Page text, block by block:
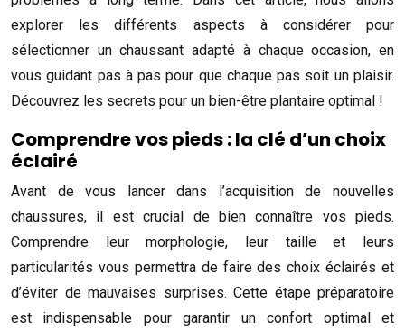
explorer les différents aspects à considérer pour
sélectionner un chaussant adapté à chaque occasion, en
vous guidant pas à pas pour que chaque pas soit un plaisir.
Découvrez les secrets pour un bien-être plantaire optimal !
Comprendre vos pieds : la clé d’un choix
éclairé
Avant de vous lancer dans l’acquisition de nouvelles
chaussures, il est crucial de bien connaître vos pieds.
Comprendre leur morphologie, leur taille et leurs
particularités vous permettra de faire des choix éclairés et
d’éviter de mauvaises surprises. Cette étape préparatoire
est indispensable pour garantir un confort optimal et